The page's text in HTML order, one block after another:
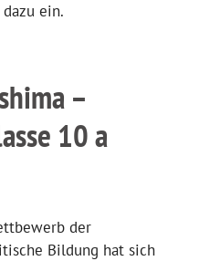
ein.
–
10 a
der
Bildung hat sich